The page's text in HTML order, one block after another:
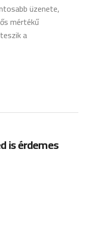
üzenete,
mértékű
a
is érdemes